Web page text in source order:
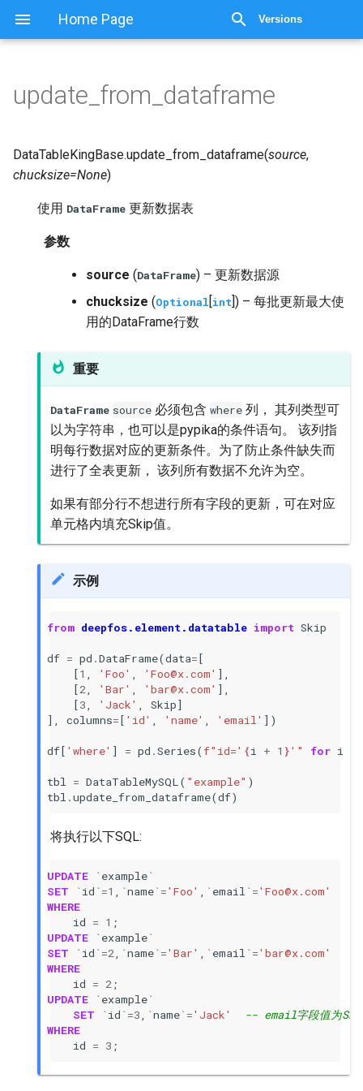
Home Page Versions
显示源代码
update_from_dataframe
DataTableKingBase.update_from_dataframe(source,
chucksize=None)
使用 DataFrame 更新数据表
参数
source (DataFrame) – 更新数据源
chucksize (Optional[int]) – 每批更新最大使
用的DataFrame行数
重要
DataFrame source 必须包含 where 列， 其列类型可
以为字符串，也可以是pypika的条件语句。 该列指
明每行数据对应的更新条件。为了防止条件缺失而
进行了全表更新， 该列所有数据不允许为空。
如果有部分行不想进行所有字段的更新，可在对应
单元格内填充Skip值。
示例
from deepfos.element.datatable import Skip
df = pd .DataFrame(data=[
[1 'Foo' 'Foo@x.com' ],
[2 'Bar' 'bar@x.com' ],
[3 'Jack' Skip]
],
columns=[ 'id' 'name' 'email' ])
df[ 'where' ] = pd .Series(f"id=' {i + 1 }'" for i
tbl = DataTableMySQL ( "example" )
tbl .update_from_dataframe(df)
将执行以下SQL:
UPDATE ` example`
SET
` id `=1 `name`='Foo' ` email `='Foo@x.com'
WHERE
id = 1 ;
UPDATE
` example`
SET
` id `=2 `name`='Bar' ` email `='bar@x.com'
WHERE
id = 2 ;
UPDATE
` example`
SET
` id `=3 `name`='Jack'
-- email字段值为
WHERE
id = 3 ;